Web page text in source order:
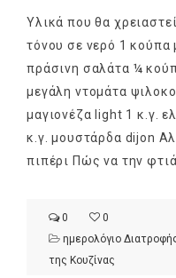
Υλικά που θα
τόνου σε νερό 1 κούπα
πράσινη σαλάτα ¼
μεγάλη ντομάτα
μαγιονέζα light 1 κ.γ.
κ.γ. μουστάρδα dijon
πιπέρι Πώς να την
0
0
ημερολόγιο
της Κουζίνας